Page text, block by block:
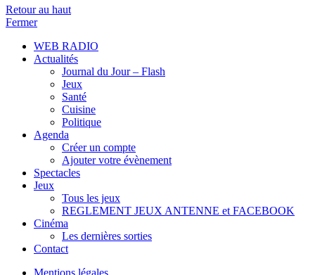
Retour au haut
Fermer
WEB RADIO
Actualités
Journal du Jour – Flash
Jeux
Santé
Cuisine
Politique
Agenda
Créer un compte
Ajouter votre évènement
Spectacles
Jeux
Tous les jeux
REGLEMENT JEUX ANTENNE et FACEBOOK
Cinéma
Les dernières sorties
Contact